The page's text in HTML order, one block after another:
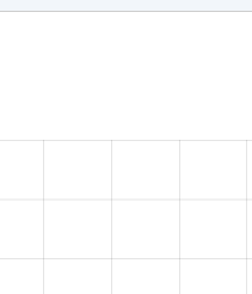
17,000万円 大崎
10,000万円 北品